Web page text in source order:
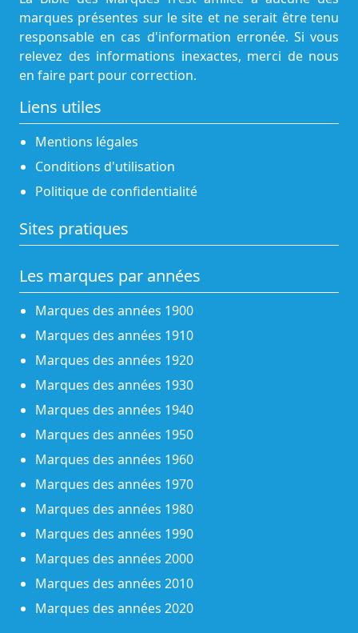
marques présentes sur le site et ne serait être tenu
responsable en cas d'information erronée. Si vous
relevez des informations inexactes, merci de nous
en faire part pour correction.
Liens utiles
Mentions légales
Conditions d'utilisation
Politique de confidentialité
Sites pratiques
Les marques par années
Marques des années 1900
Marques des années 1910
Marques des années 1920
Marques des années 1930
Marques des années 1940
Marques des années 1950
Marques des années 1960
Marques des années 1970
Marques des années 1980
Marques des années 1990
Marques des années 2000
Marques des années 2010
Marques des années 2020